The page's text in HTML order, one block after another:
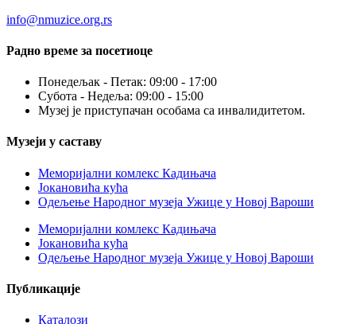
info@nmuzice.org.rs
Радно време за посетиоце
Понедељак - Петак: 09:00 - 17:00
Субота - Недеља: 09:00 - 15:00
Музеј је приступачан особама са инвалидитетом.
Музеји у саставу
Меморијални комлекс Кадињача
Јокановића кућа
Oдељење Народног музеја Ужице у Новој Вароши
Меморијални комлекс Кадињача
Јокановића кућа
Oдељење Народног музеја Ужице у Новој Вароши
Публикације
Каталози